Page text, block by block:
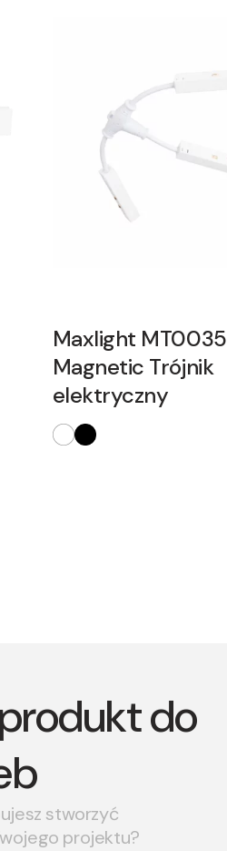
Maxlight MT0035
Magnetic Trójnik
elektryczny
do
stworzyć
projektu?